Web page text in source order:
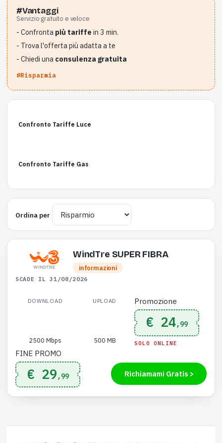
#Vantaggi
Servizio gratuito e veloce
- Confronta più tariffe in 3 min.
- Trova l'offerta più adatta a te
- Chiedi una consulenza gratuita
#Risparmia
Confronto Tariffe Luce
Confronto Tariffe Gas
Ordina per
WindTre SUPER FIBRA
informazioni
SCADE IL 31/08/2026
DOWNLOAD
2500 Mbps
UPLOAD
500 MB
Promozione
€ 24,99
SOLO ONLINE
FINE PROMO
€ 29 ,99 Richiamami Gratis >